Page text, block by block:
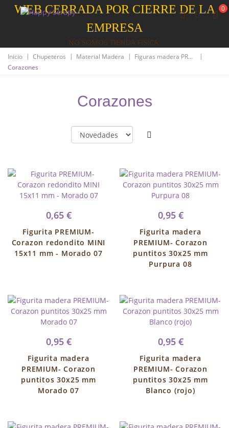
WEB CERRADA POR CIERRE DE LA
EMPRESA
NO SOMOS TIENDA FISICA
0
Inicio | Chupeteros | Material Madera | Figuras madera PREMIUM
|
Corazones
Corazones
0,65 €
Figurita PREMIUM-
Corazon redondito MINI
15x11 mm - Morado 07
0,95 €
Figurita madera
PREMIUM- Corazon
puntitos 30x25 mm
Purpura 08
0,95 €
Figurita madera
PREMIUM- Corazon
puntitos 30x25 mm
Morado 07
0,95 €
Figurita madera
PREMIUM- Corazon
puntitos 30x25 mm
Blanco (rojo)